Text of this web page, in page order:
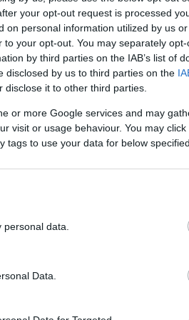
your opt-out request is processed
on personal information utilized by us
your opt-out. You may separately
by third parties on the IAB’s list of
disclosed by us to third parties on the
disclose it to other third parties.
or more Google services and may
visit or usage behaviour. You may
tags to use your data for below
data.
Data.
Όμιλος ξεκίνησε
τη σχέση
προέλευση.
νομό Ροδόπης από την
το 1993.
Παναθηναϊκού ωστόσο οι